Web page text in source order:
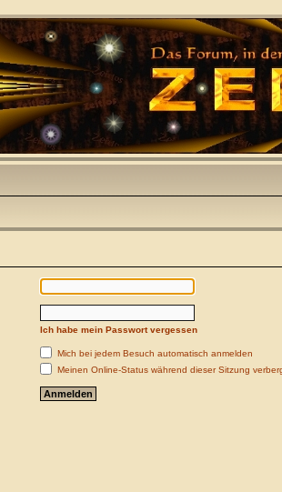
Ich habe mein Passwort vergessen
Mich bei jedem Besuch automatisch anmelden
Meinen Online-Status während dieser Sitzung